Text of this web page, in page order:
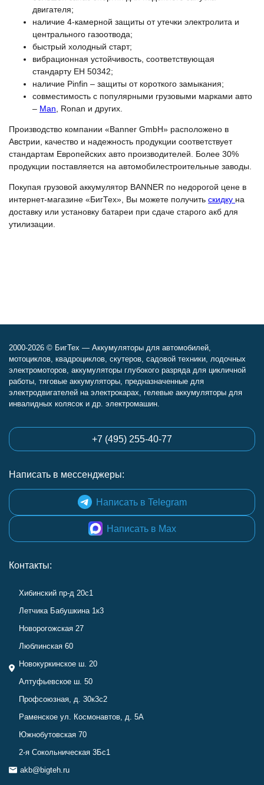
двигателя;
наличие 4-камерной защиты от утечки электролита и
центрального газоотвода;
быстрый холодный старт;
вибрационная устойчивость, соответствующая
стандарту EH 50342;
наличие Pinfin – защиты от короткого замыкания;
совместимость с популярными грузовыми марками авто
– Man , Ronan и других.
Производство компании «Banner GmbH» расположено в
Австрии, качество и надежность продукции соответствует
стандартам Европейских авто производителей. Более 30%
продукции поставляется на автомобилестроительные заводы.
Покупая грузовой аккумулятор BANNER по недорогой цене в
интернет-магазине «БигТех», Вы можете получить скидку на
доставку или установку батареи при сдаче старого акб для
утилизации.
2000-2026 © БигТех — Аккумуляторы для автомобилей,
мотоциклов, квадроциклов, скутеров, садовой техники, лодочных
электромоторов, аккумуляторы глубокого разряда для цикличной
работы, тяговые аккумуляторы, предназначенные для
электродвигателей на электрокарах, гелевые аккумуляторы для
инвалидных колясок и др. электромашин.
+7 (495) 255-40-77
Написать в мессенджеры:
Написать в Telegram
Написать в Max
Контакты:
Хибинский пр-д 20с1
Летчика Бабушкина 1к3
Новорогожская 27
Люблинская 60
Новокуркинское ш. 20
Алтуфьевское ш. 50
Профсоюзная, д. 30к3с2
Раменское ул. Космонавтов, д. 5А
Южнобутовская 70
2-я Сокольническая 3Бс1
akb@bigteh.ru